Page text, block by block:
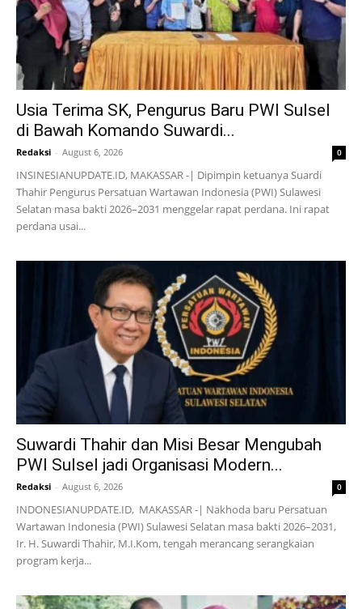
Usia Terima SK, Pengurus Baru PWI Sulsel
di Bawah Komando Suwardi...
Redaksi - August 6, 2026 0
INSINESIANUPDATE.ID, MAKASSAR -| Dipimpin ketuanya Suardi
Thahir Pengurus Persatuan Wartawan Indonesia (PWI) Sulawesi
Selatan masa bakti 2026–2031 menggelar rapat perdana. Ini rapat
perdana usai...
Suwardi Thahir dan Misi Besar Mengubah
PWI Sulsel jadi Organisasi Modern...
Redaksi - August 6, 2026 0
INDONESIANUPDATE.ID, MAKASSAR -| Nakhoda baru Persatuan
Wartawan Indonesia (PWI) Sulawesi Selatan masa bakti 2026–2031,
Ir. H. Suwardi Thahir, M.I.Kom, tengah merancang serangkaian
program kerja...